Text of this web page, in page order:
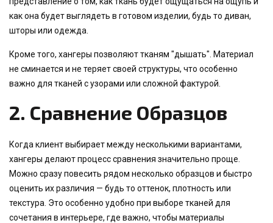
как она будет выглядеть в готовом изделии, будь то диван,
шторы или одежда.
Кроме того, хангеры позволяют тканям "дышать". Материал
не сминается и не теряет своей структуры, что особенно
важно для тканей с узорами или сложной фактурой.
2. Сравнение Образцов
Когда клиент выбирает между несколькими вариантами,
хангеры делают процесс сравнения значительно проще.
Можно сразу повесить рядом несколько образцов и быстро
оценить их различия — будь то оттенок, плотность или
текстура. Это особенно удобно при выборе тканей для
сочетания в интерьере, где важно, чтобы материалы